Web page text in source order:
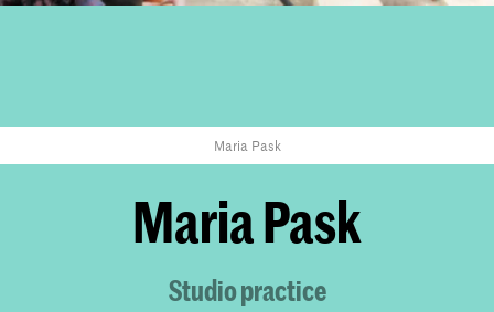
Maria Pask
Maria Pask
Studio practice